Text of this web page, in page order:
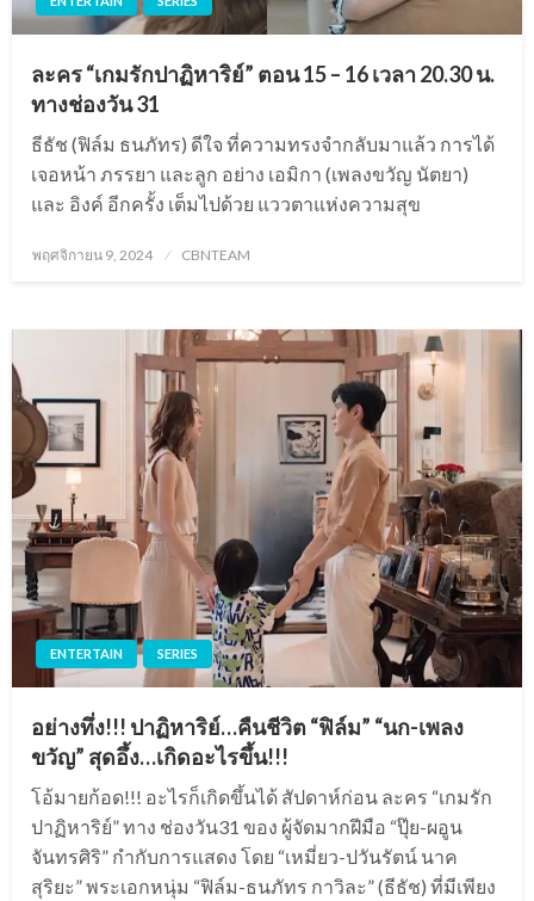
ละคร “เกมรักปาฏิหาริย์” ตอน 15 – 16 เวลา 20.30 น.
ทางช่องวัน 31
ธีธัช (ฟิล์ม ธนภัทร) ดีใจ ที่ความทรงจำกลับมาแล้ว การได้
เจอหน้า ภรรยา และลูก อย่าง เอมิกา (เพลงขวัญ นัตยา)
และ อิงค์ อีกครั้ง เต็มไปด้วย แววตาแห่งความสุข
Posted
พฤศจิกายน 9, 2024 CBNTEAM
ENTERTAIN SERIES
อย่างทึ่ง!!! ปาฏิหาริย์…คืนชีวิต “ฟิล์ม” “นก-เพลง
ขวัญ” สุดอึ้ง…เกิดอะไรขึ้น!!!
โอ้มายก้อด!!! อะไรก็เกิดขึ้นได้ สัปดาห์ก่อน ละคร “เกมรัก
ปาฏิหาริย์” ทาง ช่องวัน31 ของ ผู้จัดมากฝีมือ “ปุ๊ย-ผอูน
จันทรศิริ” กำกับการแสดง โดย “เหมี่ยว-ปวันรัตน์ นาค
สุริยะ” พระเอกหนุ่ม “ฟิล์ม-ธนภัทร กาวิละ” (ธีธัช) ที่มีเพียง